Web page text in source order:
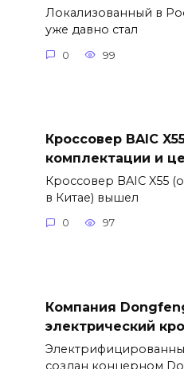
Локализованный в
уже давно стал
0 99
Кроссовер BAIC
комплектации и
Кроссовер BAIC X55
в Китае) вышел
0 97
Компания
электрический
создан концерном